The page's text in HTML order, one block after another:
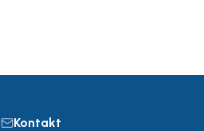
Kontakt